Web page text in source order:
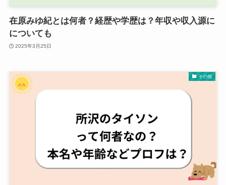
在原みゆ紀とは何者？経歴や学歴は？年収や収入源に
についても
2025年3月25日
その他